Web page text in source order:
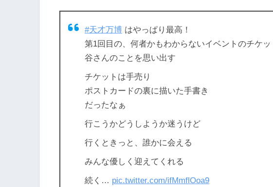
#天才万博 はやっぱり最高！
第1回目の、何者かもわからないイベントのチケ
谷さんのことを思い出す
チケットは手売り
ポストカードの裏に描いた手書き
だったなぁ
行こうかどうしようか迷うけど
行くときっと、誰かに会える
みんな優しく迎えてくれる
続く… pic.twitter.com/ifMmflOoa9